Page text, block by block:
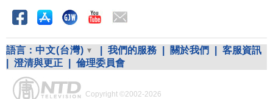
語言： 中文(台灣) 我們的服務 關於我們
客服資訊
澄清與更正 倫理委員會
Copyright ©2002-2026